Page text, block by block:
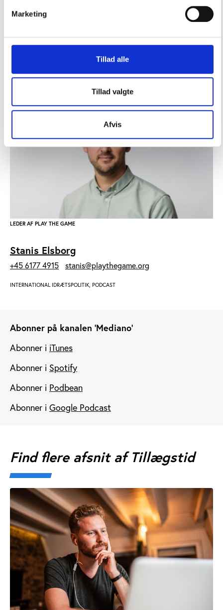
Marketing
Tillad alle
Tillad valgte
Afvis
sætte på den idrætspolitiske dagsorden i
LEDER AF PLAY THE GAME
Stanis Elsborg
+45 6177 4915 stanis@playthegame.org
INTERNATIONAL IDRÆTSPOLITIK, PODCAST
Abonner på kanalen 'Mediano'
Abonner i iTunes
Abonner i Spotify
Abonner i Podbean
Abonner i Google Podcast
Find flere afsnit af Tillægstid